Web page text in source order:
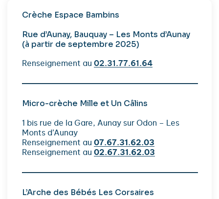
Crèche Espace Bambins
Rue d’Aunay, Bauquay – Les Monts d’Aunay
(à partir de septembre 2025)
Renseignement au 02.31.77.61.64
Micro-crèche Mille et Un Câlins
1 bis rue de la Gare, Aunay sur Odon – Les
Monts d’Aunay
Renseignement au 07.67.31.62.03
Renseignement au 02.67.31.62.03
L’Arche des Bébés Les Corsaires